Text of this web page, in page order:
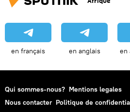
en français en anglais en
Qui sommes-nous? Mentions legales
Nous contacter Politique de